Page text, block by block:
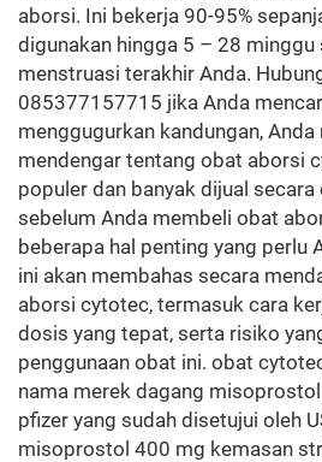
aborsi. Ini bekerja 90-95%
digunakan hingga 5 – 28
menstruasi terakhir Anda.
085377157715 jika Anda
menggugurkan kandungan,
mendengar tentang obat aborsi
populer dan banyak dijual secara
sebelum Anda membeli obat
beberapa hal penting yang perlu
ini akan membahas secara
aborsi cytotec, termasuk cara
dosis yang tepat, serta risiko
penggunaan obat ini. obat
nama merek dagang
pfizer yang sudah disetujui oleh
misoprostol 400 mg kemasan